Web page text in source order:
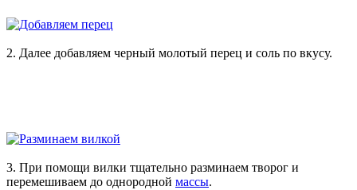
2. Далее добавляем черный молотый перец и соль по вкусу.
3. При помощи вилки тщательно разминаем творог и
перемешиваем до однородной массы.